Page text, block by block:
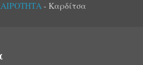
- Καρδίτσα